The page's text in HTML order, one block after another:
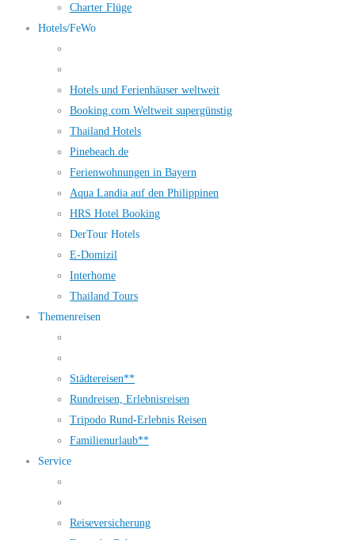
Charter Flüge
Hotels/FeWo
Hotels und Ferienhäuser weltweit
Booking.com Weltweit supergünstig
Thailand Hotels
Pinebeach.de
Ferienwohnungen in Bayern
Aqua Landia auf den Philippinen
HRS Hotel Booking
DerTour Hotels
E-Domizil
Interhome
Thailand Tours
Themenreisen
Städtereisen**
Rundreisen, Erlebnisreisen
Tripodo Rund-Erlebnis Reisen
Familienurlaub**
Service
Reiseversicherung